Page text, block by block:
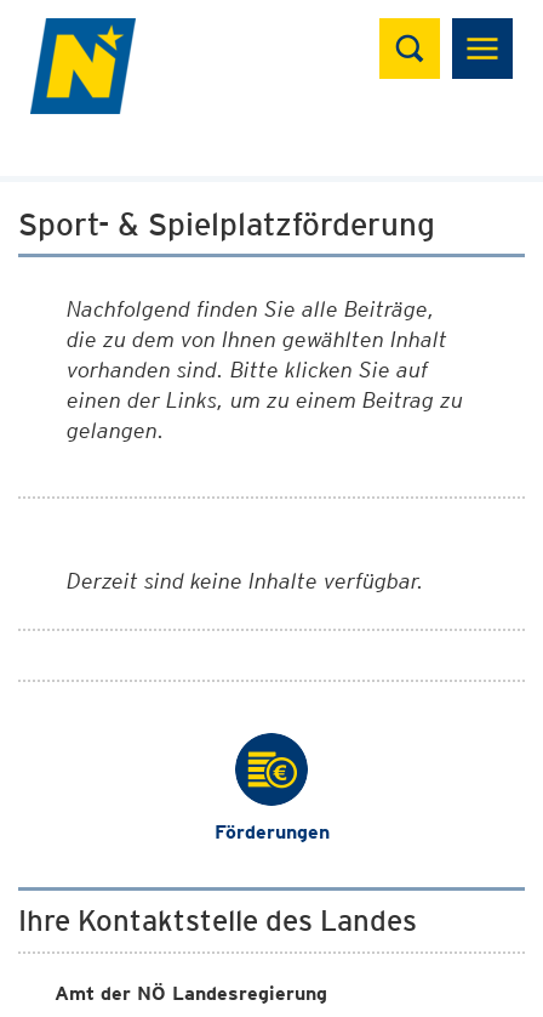
Suchen
Sport- & Spielplatzförderung
Nachfolgend finden Sie alle Beiträge,
die zu dem von Ihnen gewählten Inhalt
vorhanden sind. Bitte klicken Sie auf
einen der Links, um zu einem Beitrag zu
gelangen.
Derzeit sind keine Inhalte verfügbar.
Förderungen
Ihre Kontaktstelle des Landes
Amt der NÖ Landesregierung